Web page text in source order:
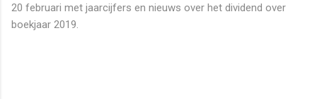
20 februari met jaarcijfers en nieuws over het dividend over
boekjaar 2019.